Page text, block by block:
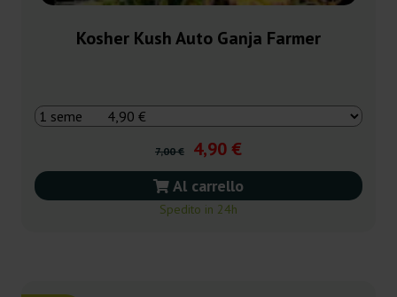
Kosher Kush Auto Ganja Farmer
7,00 € 4,90 €
Al carrello
Spedito in 24h